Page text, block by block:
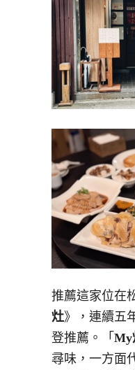
推薦這家位在
灶》，連續五
登推薦。「 My
尋味，一方面